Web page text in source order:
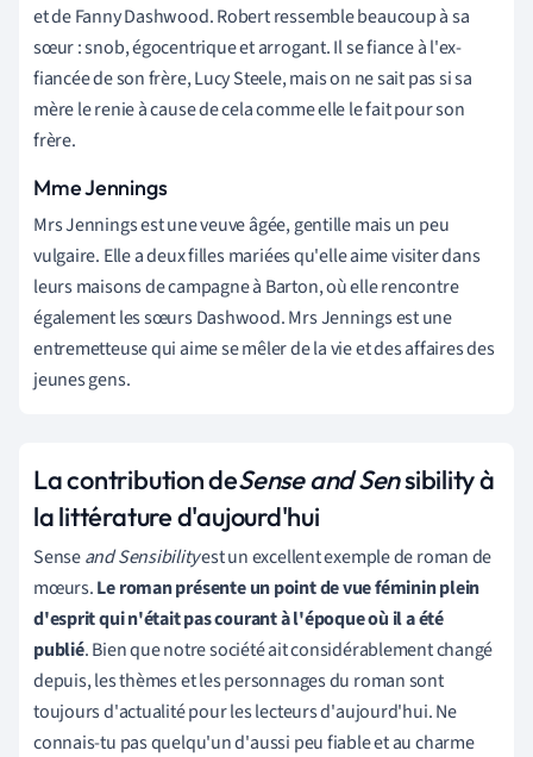
et de Fanny Dashwood. Robert ressemble beaucoup à sa
sœur : snob, égocentrique et arrogant. Il se fiance à l'ex-
fiancée de son frère, Lucy Steele, mais on ne sait pas si sa
mère le renie à cause de cela comme elle le fait pour son
frère.
Mme Jennings
Mrs Jennings est une veuve âgée, gentille mais un peu
vulgaire. Elle a deux filles mariées qu'elle aime visiter dans
leurs maisons de campagne à Barton, où elle rencontre
également les sœurs Dashwood. Mrs Jennings est une
entremetteuse qui aime se mêler de la vie et des affaires des
jeunes gens.
La contribution deSense and Sensibility à
la littérature d'aujourd'hui
Senseand Sensibilityest un excellent exemple de roman de
mœurs.Le roman présente un point de vue féminin plein
d'esprit qui n'était pas courant à l'époque où il a été
publié. Bien que notre société ait considérablement changé
depuis, les thèmes et les personnages du roman sont
toujours d'actualité pour les lecteurs d'aujourd'hui. Ne
connais-tu pas quelqu'un d'aussi peu fiable et au charme